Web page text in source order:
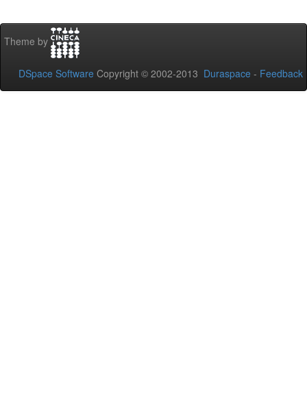
Theme by
DSpace Software Copyright © 2002-2013 Duraspace - Feedback